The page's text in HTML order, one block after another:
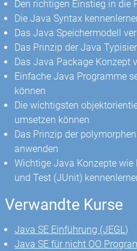
Den richtigen Einstieg in die
Die Java Syntax
Das Java Speichermodell
Das Prinzip der Java
Das Java Package Konzept
Einfache Java Programme
können
Die wichtigsten
umsetzen können
Das Prinzip der
anwenden
Wichtige Java Konzepte
und Test (JUnit)
Verwandte Kurse
Java SE Einführung (JEGL)
Java SE für nicht OO